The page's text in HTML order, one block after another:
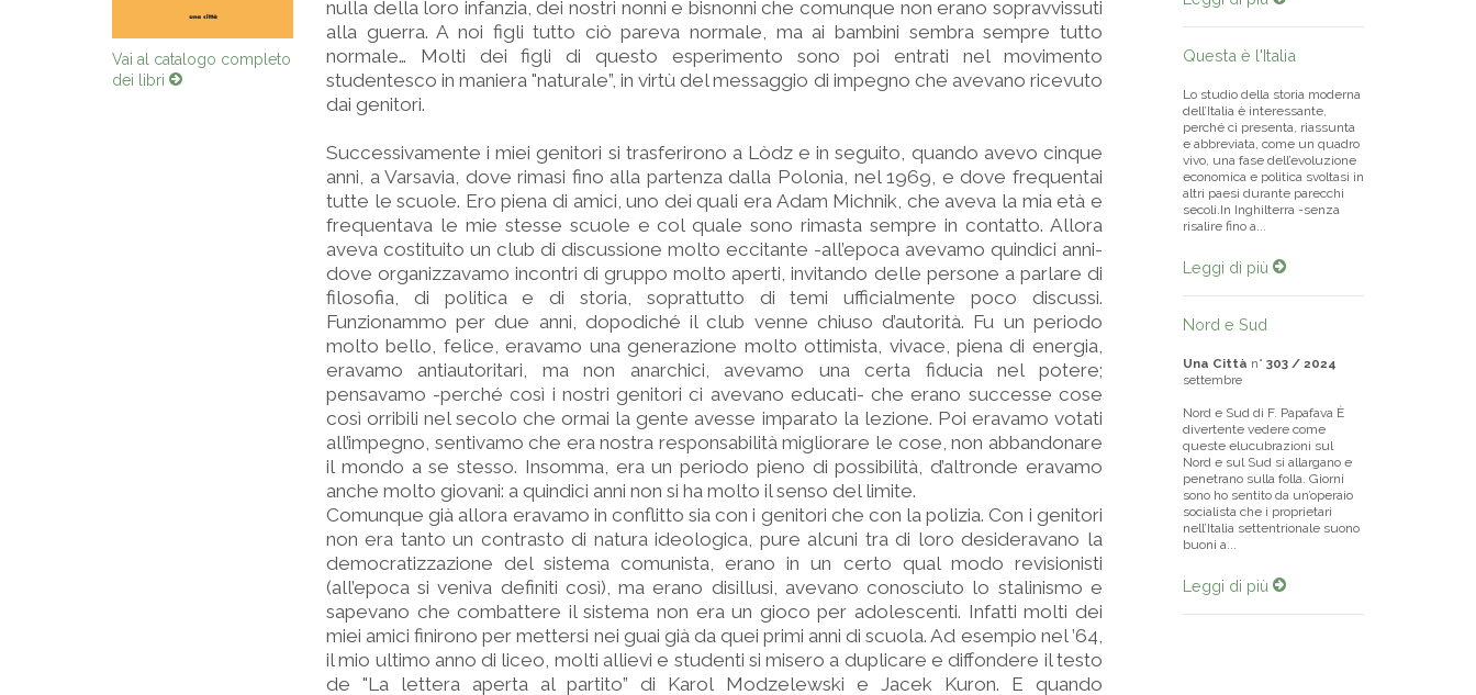
Vai al catalogo completo
dei libri
nulla della loro infanzia, dei nostri nonni e bisnonni che comunque non erano sopravvissuti
alla guerra. A noi figli tutto ciò pareva normale, ma ai bambini sembra sempre tutto
normale… Molti dei figli di questo esperimento sono poi entrati nel movimento
studentesco in maniera "naturale”, in virtù del messaggio di impegno che avevano ricevuto
dai genitori.
Successivamente i miei genitori si trasferirono a Lòdz e in seguito, quando avevo cinque
anni, a Varsavia, dove rimasi fino alla partenza dalla Polonia, nel 1969, e dove frequentai
tutte le scuole. Ero piena di amici, uno dei quali era Adam Michnik, che aveva la mia età e
frequentava le mie stesse scuole e col quale sono rimasta sempre in contatto. Allora
aveva costituito un club di discussione molto eccitante -all’epoca avevamo quindici anni-
dove organizzavamo incontri di gruppo molto aperti, invitando delle persone a parlare di
filosofia, di politica e di storia, soprattutto di temi ufficialmente poco discussi.
Funzionammo per due anni, dopodiché il club venne chiuso d’autorità. Fu un periodo
molto bello, felice, eravamo una generazione molto ottimista, vivace, piena di energia,
eravamo antiautoritari, ma non anarchici, avevamo una certa fiducia nel potere;
pensavamo -perché così i nostri genitori ci avevano educati- che erano successe cose
così orribili nel secolo che ormai la gente avesse imparato la lezione. Poi eravamo votati
all’impegno, sentivamo che era nostra responsabilità migliorare le cose, non abbandonare
il mondo a se stesso. Insomma, era un periodo pieno di possibilità, d’altronde eravamo
anche molto giovani: a quindici anni non si ha molto il senso del limite.
Comunque già allora eravamo in conflitto sia con i genitori che con la polizia. Con i genitori
non era tanto un contrasto di natura ideologica, pure alcuni tra di loro desideravano la
democratizzazione del sistema comunista, erano in un certo qual modo revisionisti
(all’epoca si veniva definiti così), ma erano disillusi, avevano conosciuto lo stalinismo e
sapevano che combattere il sistema non era un gioco per adolescenti. Infatti molti dei
miei amici finirono per mettersi nei guai già da quei primi anni di scuola. Ad esempio nel ’64,
il mio ultimo anno di liceo, molti allievi e studenti si misero a duplicare e diffondere il testo
de "La lettera aperta al partito” di Karol Modzelewski e Jacek Kuron. E quando
Questa è l'Italia
Lo studio della storia moderna
dell’Italia è interessante,
perché ci presenta, riassunta
e abbreviata, come un quadro
vivo, una fase dell’evoluzione
economica e politica svoltasi in
altri paesi durante parecchi
secoli.In Inghilterra -senza
risalire fino a...
Leggi di più
Nord e Sud
Una Città n° 303 / 2024
settembre
Nord e Sud di F. Papafava È
divertente vedere come
queste elucubrazioni sul
Nord e sul Sud si allargano e
penetrano sulla folla. Giorni
sono ho sentito da un’operaio
socialista che i proprietari
nell’Italia settentrionale suono
buoni a...
Leggi di più